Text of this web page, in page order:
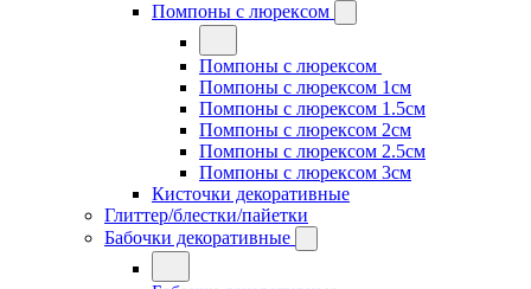
Помпоны с люрексом
Помпоны с люрексом
Помпоны с люрексом 1см
Помпоны с люрексом 1.5см
Помпоны с люрексом 2см
Помпоны с люрексом 2.5см
Помпоны с люрексом 3см
Кисточки декоративные
Глиттер/блестки/пайетки
Бабочки декоративные